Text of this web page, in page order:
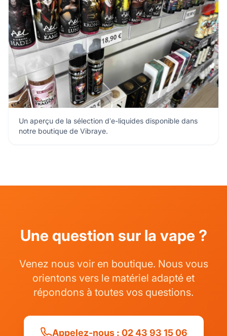
Un aperçu de la sélection d’e-liquides disponible dans
notre boutique de Vibraye.
Une question sur la vape ?
Venez nous voir en boutique. Nous vous
orientons vers le matériel adapté et
répondons à toutes vos questions.
Appelez-nous : 02 43 93 15 06